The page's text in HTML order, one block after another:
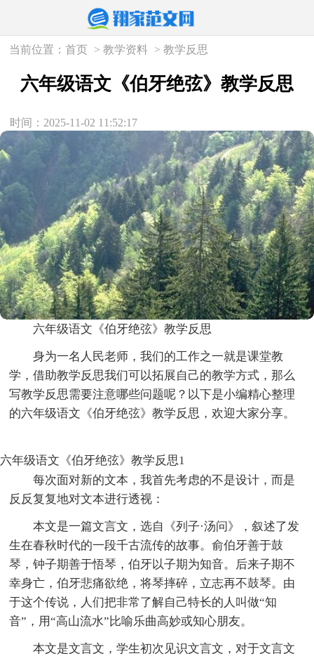
当前位置：首页 >教学资料 >教学反思
六年级语文《伯牙绝弦》教学反思
时间：2025-11-02 11:52:17
六年级语文《伯牙绝弦》教学反思
身为一名人民老师，我们的工作之一就是课堂教
学，借助教学反思我们可以拓展自己的教学方式，那么
写教学反思需要注意哪些问题呢？以下是小编精心整理
的六年级语文《伯牙绝弦》教学反思，欢迎大家分享。
六年级语文《伯牙绝弦》教学反思1
每次面对新的文本，我首先考虑的不是设计，而是
反反复复地对文本进行透视：
本文是一篇文言文，选自《列子·汤问》，叙述了发
生在春秋时代的一段千古流传的故事。俞伯牙善于鼓
琴，钟子期善于悟琴，伯牙以子期为知音。后来子期不
幸身亡，伯牙悲痛欲绝，将琴摔碎，立志再不鼓琴。由
于这个传说，人们把非常了解自己特长的人叫做“知
音”，用“高山流水”比喻乐曲高妙或知心朋友。
本文是文言文，学生初次见识文言文，对于文言文